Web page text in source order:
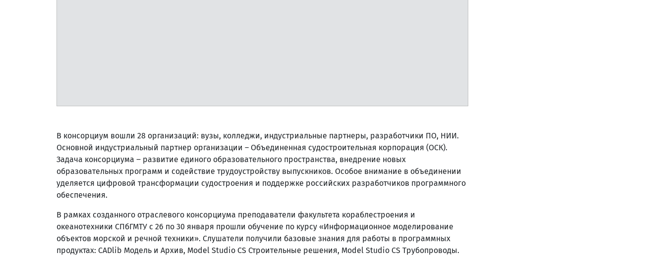
В консорциум вошли 28 организаций: вузы, колледжи, индустриальные партнеры, разработчики ПО, НИИ.
Основной индустриальный партнер организации – Объединенная судостроительная корпорация (ОСК).
Задача консорциума ‒ развитие единого образовательного пространства, внедрение новых
образовательных программ и содействие трудоустройству выпускников. Особое внимание в объединении
уделяется цифровой трансформации судостроения и поддержке российских разработчиков программного
обеспечения.
В рамках созданного отраслевого консорциума преподаватели факультета кораблестроения и
океанотехники СПбГМТУ с 26 по 30 января прошли обучение по курсу «Информационное моделирование
объектов морской и речной техники». Слушатели получили базовые знания для работы в программных
продуктах: CADlib Модель и Архив, Model Studio CS Строительные решения, Model Studio CS Трубопроводы.